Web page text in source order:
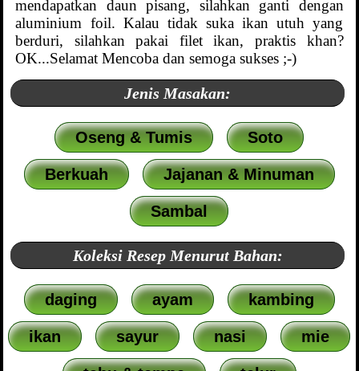
mendapatkan daun pisang, silahkan ganti dengan
aluminium foil. Kalau tidak suka ikan utuh yang
berduri, silahkan pakai filet ikan, praktis khan?
OK...Selamat Mencoba dan semoga sukses ;-)
Jenis Masakan:
Oseng & Tumis Soto
Berkuah Jajanan & Minuman
Sambal
Koleksi Resep Menurut Bahan:
daging ayam kambing
ikan sayur nasi mie